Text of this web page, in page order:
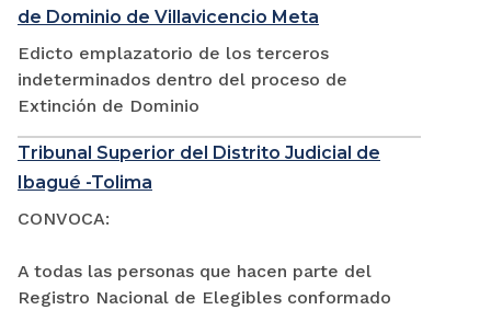
de Dominio de Villavicencio Meta
Edicto emplazatorio de los terceros
indeterminados dentro del proceso de
Extinción de Dominio
Tribunal Superior del Distrito Judicial de
Ibagué -Tolima
CONVOCA:
A todas las personas que hacen parte del
Registro Nacional de Elegibles conformado